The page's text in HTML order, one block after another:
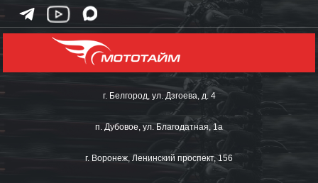
г. Белгород, ул. Дзгоева, д. 4
п. Дубовое, ул. Благодатная, 1а
г. Воронеж, Ленинский проспект, 156